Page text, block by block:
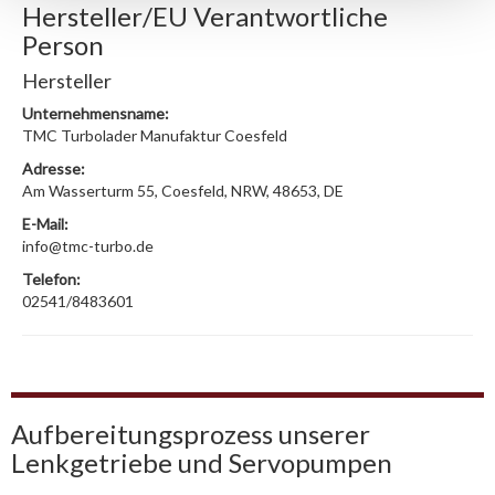
Hersteller/EU Verantwortliche
Person
Hersteller
Unternehmensname:
TMC Turbolader Manufaktur Coesfeld
Adresse:
Am Wasserturm 55, Coesfeld, NRW, 48653, DE
E-Mail:
info@tmc-turbo.de
Telefon:
02541/8483601
Aufbereitungsprozess unserer
Lenkgetriebe und Servopumpen